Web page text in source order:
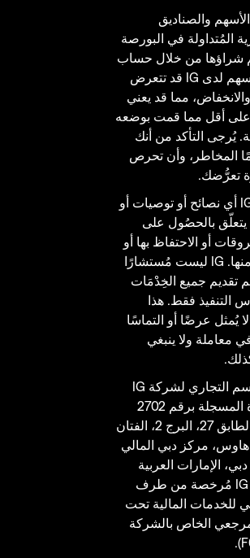
والصناديق
المُتداولة في البورصة
شراؤها من خلال حساب
تداوُل الأسهم لدى IG قد تتعرض
والانخفاض، مما قد يعني
أقل مما قمت بوضعه
يُرجى التأكد من أنك
المخاطر، وأن تحرص
تعرُّضك.
لا تُصدِر IG أي نصائح أو توصيات أو
يتعلّق بالحصُول على
أو الاحتفاظ بها أو
التخلُّص منها. IG ليست مُستشارًا
تقديم جميع الخِدْمَات
التنفيذ فقط. هذا
يُمثل عرضًا أو التماسًا
معاملة ولا ينبغي
IG هو الاسم التجاري لشركة IG
المحدودة المسجلة برقم 2702
و2703، الطابق 27، البرج 2، الفتان
مركز دبي المالي
الإمارات العربية
المتحدة. IG مُرخصة من طرف
للخدمات المالية تحت
الخاص بالشركة